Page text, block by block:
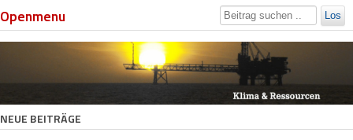
Openmenu Los
NEUE BEITRÄGE